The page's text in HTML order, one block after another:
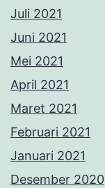
Juli 2021
Juni 2021
Mei 2021
April 2021
Maret 2021
Februari 2021
Januari 2021
Desember 2020